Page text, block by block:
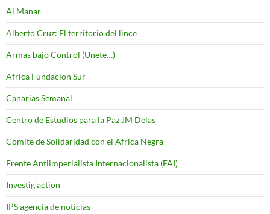
Al Manar
Alberto Cruz: El territorio del lince
Armas bajo Control (Unete…)
Africa Fundacion Sur
Canarias Semanal
Centro de Estudios para la Paz JM Delas
Comite de Solidaridad con el Africa Negra
Frente Antiimperialista Internacionalista (FAI)
Investig'action
IPS agencia de noticias